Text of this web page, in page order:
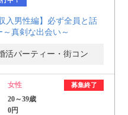
入男性編】必ず全員と話
真剣な出会い～
活パーティー・街コン
女性 募集終了
20～39歳
0円